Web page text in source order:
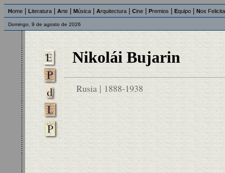
Home Literatura Arte Música Arquitectura Cine Premios Equipo Nos
Domingo, 9 de agosto de 2026
Nikolái Bujarin
Rusia | 1888-1938